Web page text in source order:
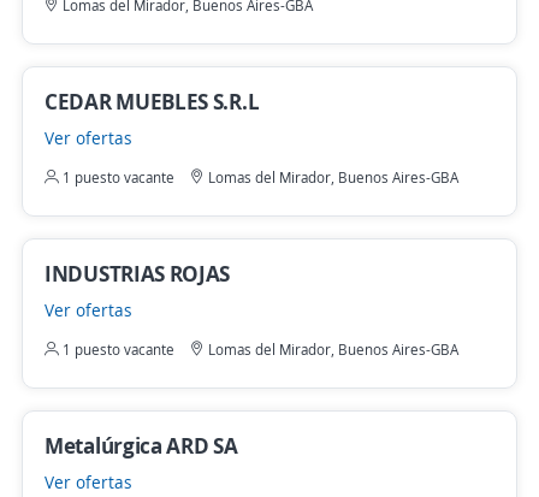
Lomas del Mirador, Buenos Aires-GBA
CEDAR MUEBLES S.R.L
Ver ofertas
1 puesto vacante Lomas del Mirador, Buenos Aires-GBA
INDUSTRIAS ROJAS
Ver ofertas
1 puesto vacante Lomas del Mirador, Buenos Aires-GBA
Metalúrgica ARD SA
Ver ofertas